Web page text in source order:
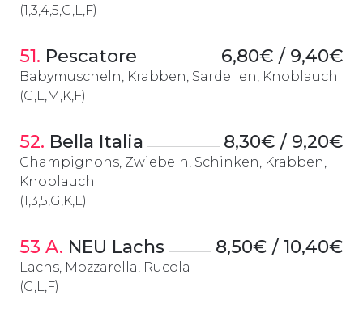
(1,3,4,5,G,L,F)
51. Pescatore 6,80€ / 9,40€
Babymuscheln, Krabben, Sardellen, Knoblauch
(G,L,M,K,F)
52. Bella Italia 8,30€ / 9,20€
Champignons, Zwiebeln, Schinken, Krabben,
Knoblauch
(1,3,5,G,K,L)
53 A. NEU Lachs 8,50€ / 10,40€
Lachs, Mozzarella, Rucola
(G,L,F)